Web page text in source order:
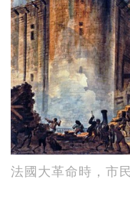
法國大革命時，市